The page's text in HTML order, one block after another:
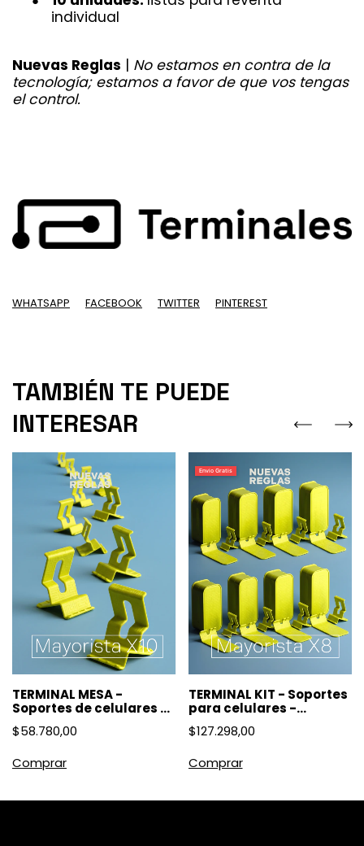
individual
Nuevas Reglas | No estamos en contra de la
tecnología; estamos a favor de que vos tengas
el control.
WHATSAPP FACEBOOK TWITTER PINTEREST
TAMBIÉN TE PUEDE
INTERESAR
TERMINAL MESA -
Soportes de celulares -
Mayorista X10
$58.780,00
Comprar
Envio Gratis
TERMINAL KIT - Soportes
para celulares -
Mayoristas X8
$127.298,00
Comprar